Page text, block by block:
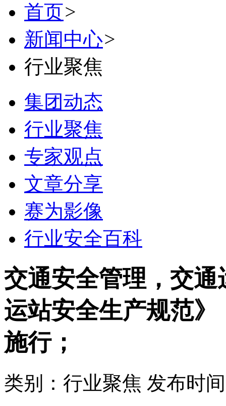
首页>
新闻中心>
行业聚焦
集团动态
行业聚焦
专家观点
文章分享
赛为影像
行业安全百科
交通安全管理，交
运站安全生产规范》
施行；
类别：行业聚焦 发布时